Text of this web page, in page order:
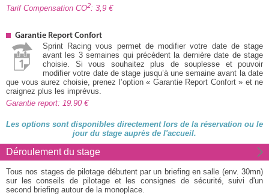
Tarif Compensation CO2: 3,9
Garantie Report Confort
Sprint Racing vous permet de modifier votre date de stage
avant les 3 semaines qui précèdent la dernière date de stage
choisie. Si vous souhaitez plus de souplesse et pouvoir
modifier votre date de stage jusqu’à une semaine avant la date
que vous aurez choisie, prenez l’option « Garantie Report Confort » et ne
craignez plus les imprévus.
Garantie report: 19.90
Les options sont disponibles directement lors de la réservation ou le
jour du stage auprès de l'accueil.
Déroulement du stage
Tous nos stages de pilotage débutent par un briefing en salle (env. 30mn)
sur les conseils de pilotage et les consignes de sécurité, suivi d'un
second briefing autour de la monoplace.